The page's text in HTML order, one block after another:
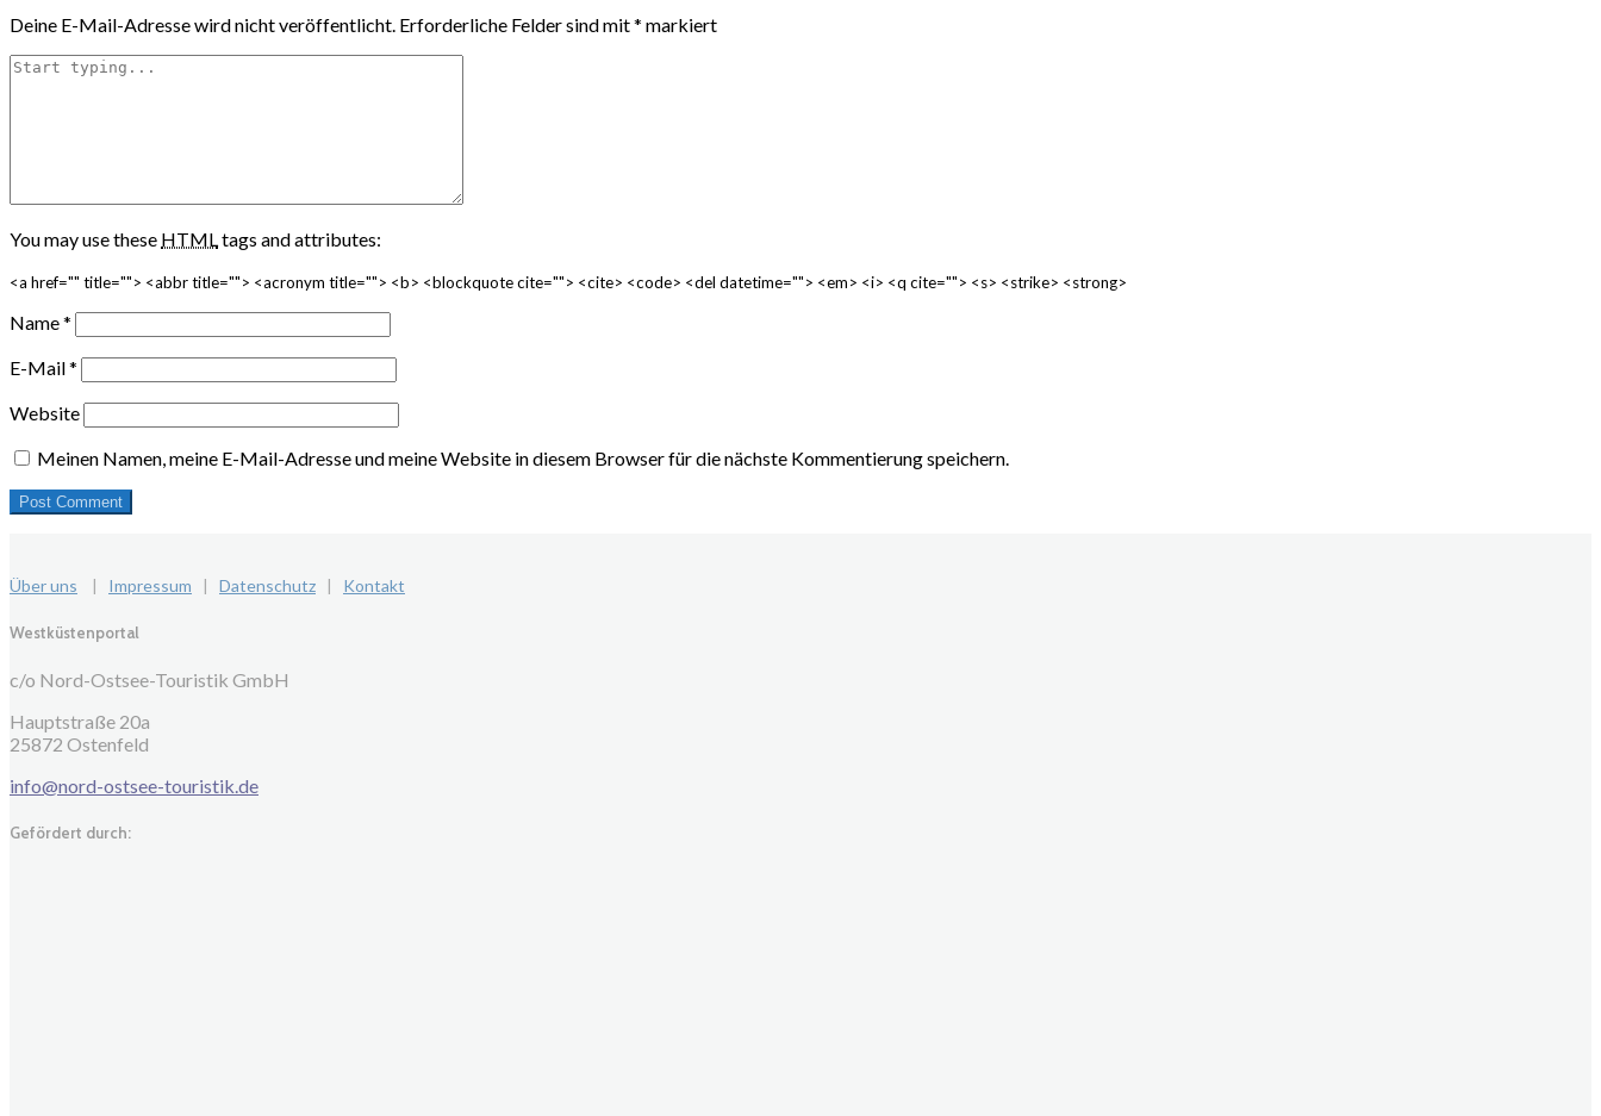
Deine E-Mail-Adresse wird nicht veröffentlicht. Erforderliche Felder sind mit* markiert
You may use these HTMLtags and attributes:
<a href="" title=""> <abbr title=""> <acronym title=""> <b> <blockquote cite=""> <cite> <code> <del datetime=""> <em> <i> <q cite=""> <s> <strike> <strong>
Name*
E-Mail*
Website
Meinen Namen, meine E-Mail-Adresse und meine Website in diesem Browser für die nächste Kommentierung speichern.
Über uns | Impressum | Datenschutz | Kontakt
Westküstenportal
c/o Nord-Ostsee-Touristik GmbH
Hauptstraße 20a
25872 Ostenfeld
info@nord-ostsee-touristik.de
Gefördert durch: